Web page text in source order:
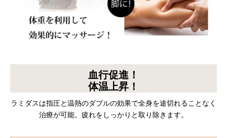
血行促進！
体温上昇！
ラミダスは指圧と温熱のダブルの効果で全身を途切れることなく
治療が可能。疲れをしっかりと取り除きます。